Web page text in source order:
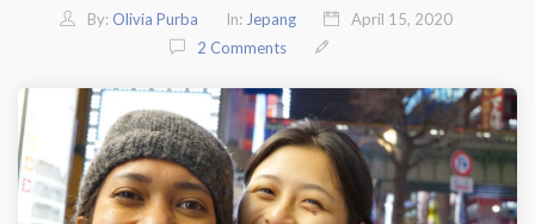
By: Olivia Purba In: Jepang
April 15, 2020
2 Comments